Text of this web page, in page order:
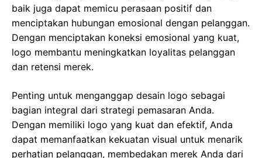
baik juga dapat memicu perasaan positif dan
menciptakan hubungan emosional dengan pelanggan.
Dengan menciptakan koneksi emosional yang kuat,
logo membantu meningkatkan loyalitas pelanggan
dan retensi merek.
Penting untuk menganggap desain logo sebagai
bagian integral dari strategi pemasaran Anda.
Dengan memiliki logo yang kuat dan efektif, Anda
dapat memanfaatkan kekuatan visual untuk menarik
perhatian pelanggan, membedakan merek Anda dari